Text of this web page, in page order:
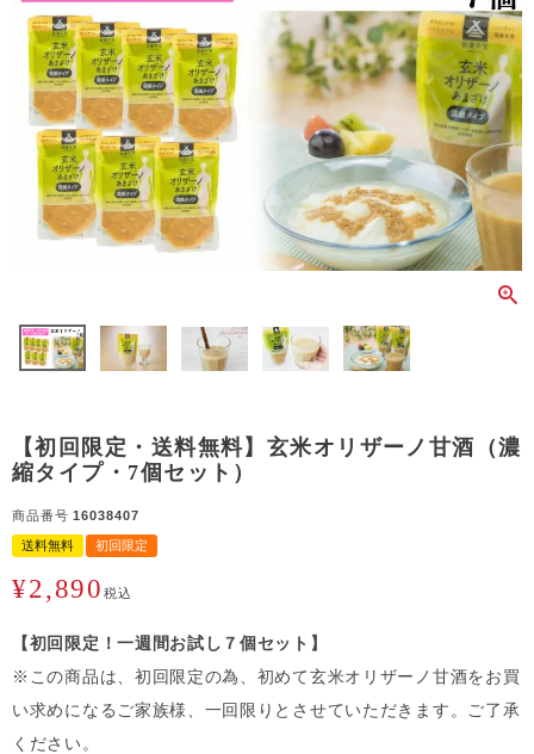
【初回限定・送料無料】玄米オリザーノ甘酒（濃
縮タイプ・7個セット）
商品番号 16038407
送料無料 初回限定
¥2,890税込
【初回限定！一週間お試し７個セット】
※この商品は、初回限定の為、初めて玄米オリザーノ甘酒をお買
い求めになるご家族様、一回限りとさせていただきます。ご了承
ください。